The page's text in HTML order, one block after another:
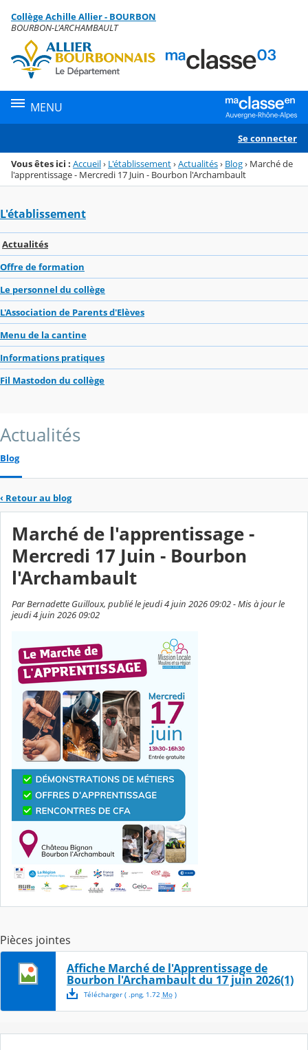
Menu de la rubrique
Contenu
Collège Achille Allier - BOURBON
BOURBON-L'ARCHAMBAULT
MENU
Se connecter
Vous êtes ici : Accueil› L'établissement›Actualités› Blog› Marché de
l'apprentissage - Mercredi 17 Juin - Bourbon l'Archambault
L'établissement
Actualités
Offre de formation
Le personnel du collège
L'Association de Parents d'Elèves
Menu de la cantine
Informations pratiques
Fil Mastodon du collège
Actualités
Blog
‹ Retour au blog
Marché de l'apprentissage -
Mercredi 17 Juin - Bourbon
l'Archambault
Par Bernadette Guilloux, publié le jeudi 4 juin 2026 09:02 - Mis à jour le
jeudi 4 juin 2026 09:02
Pièces jointes
Affiche Marché de l'Apprentissage de
Bourbon l'Archambault du 17 juin 2026(1)
Télécharger( .png, 1.72 Mo)